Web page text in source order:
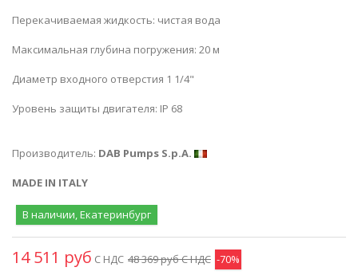
Перекачиваемая жидкость: чистая вода
Максимальная глубина погружения: 20 м
Диаметр входного отверстия 1 1/4"
Уровень защиты двигателя: IP 68
Производитель: DAB Pumps S.p.A.
MADE IN ITALY
В наличии, Екатеринбург
14 511 руб С НДС 48 369 рубС НДС -70%